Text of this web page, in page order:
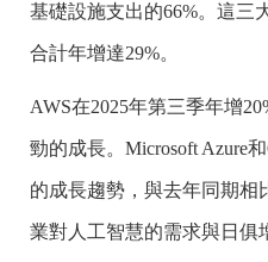
基礎設施支出的66%。這三
合計年增達29%。
AWS在2025年第三季年增
勁的成長。Microsoft Azure
的成長趨勢，與去年同期相
業對人工智慧的需求與日俱